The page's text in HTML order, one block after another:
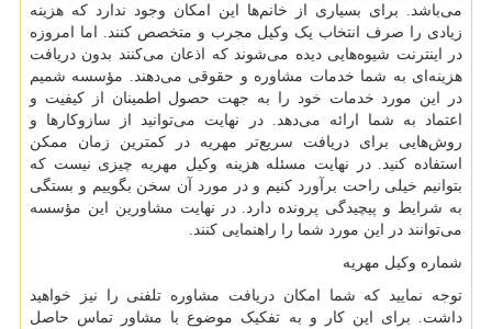
می‌باشد. برای بسیاری از خانم‌ها این امکان وجود ندارد که هزینه
زیادی را صرف انتخاب یک وکیل مجرب و متخصص کنند. اما امروزه
در اینترنت شیوه‌هایی دیده می‌شوند که اذعان می‌کنند بدون دریافت
هزینه‌ای به شما خدمات مشاوره و حقوقی می‌دهند. مؤسسه شمیم
در این مورد خدمات خود را به جهت حصول اطمینان از کیفیت و
اعتماد به شما ارائه می‌دهد. در نهایت می‌توانید از سازوکارها و
روش‌هایی برای دریافت سریع‌تر مهریه در کمترین زمان ممکن
استفاده کنید. در نهایت مسئله هزینه وکیل مهریه چیزی نیست که
بتوانیم خیلی راحت برآورد کنیم و در مورد آن سخن بگوییم و بستگی
به شرایط و پیچیدگی پرونده دارد. در نهایت مشاورین این مؤسسه
می‌توانند در این مورد شما را راهنمایی کنند.
شماره وکیل مهریه
توجه نمایید که شما امکان دریافت مشاوره تلفنی را نیز خواهید
داشت. برای این کار و به تفکیک موضوع با مشاور تماس حاصل